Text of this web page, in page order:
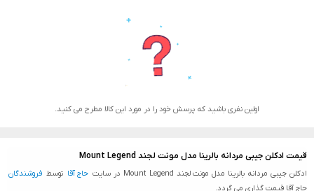
اولین نفری باشید که پرسش خود را در مورد این کالا مطرح می کنید.
قیمت ادکلن جیبی مردانه بالرینا مدل مونت لجند Mount Legend
ادکلن جیبی مردانه بالرینا مدل مونت لجند Mount Legend در سایت حاج آقا توسط فروشندگان
حاج آقا قیمت گذاری می گردد.